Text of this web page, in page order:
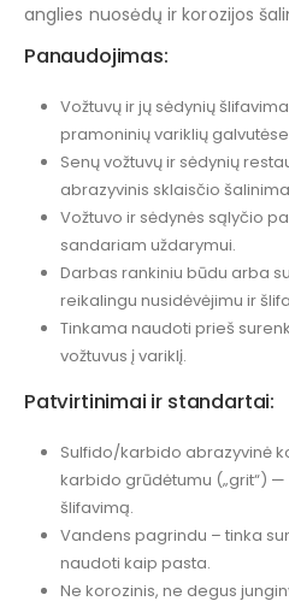
anglies nuosėdų ir korozijos
Panaudojimas:
Vožtuvų ir jų sėdynių
pramoninių variklių
Senų vožtuvų ir sėdynių
abrazyvinis sklaisčio
Vožtuvo ir sėdynės sąlyčio
sandariam uždarymui.
Darbas rankiniu būdu arba
reikalingu nusidėvėjimu ir
Tinkama naudoti prieš
vožtuvus į variklį.
Patvirtinimai ir standartai:
Sulfido/karbido abrazyvinė
karbido grūdėtumu („grit“)
šlifavimą.
Vandens pagrindu – tinka
naudoti kaip pasta.
Ne korozinis, ne degus